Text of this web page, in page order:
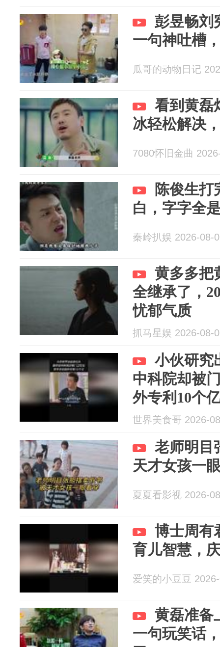
彭昱畅刘
一句神吐槽
瓜哥的动物日记
看到黄磊
冰轻松解决
7080怀旧金曲
陈俊生打
白，字字全
秦岭扒娱 2026-08-
黄多多把
全继承了，
忧郁气质
抓马星娱 2026-08-
小伙研究
中科院却被
外专利10个
世界美食哥 2026-
老师明目
天才女孩一
夏夏看影视 2026-
博士周有
育儿智慧，
爱笑的小豆豆
黄磊准备
一句玩笑话